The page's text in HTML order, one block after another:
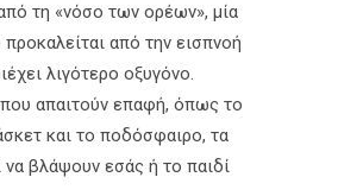
τη «νόσο των ορέων», μία
από την εισπνοή
λιγότερο οξυγόνο.
απαιτούν επαφή, όπως το
και το ποδόσφαιρο, τα
να βλάψουν εσάς ή το παιδί